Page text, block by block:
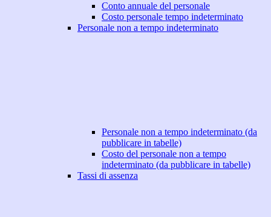
Conto annuale del personale
Costo personale tempo indeterminato
Personale non a tempo indeterminato
Personale non a tempo indeterminato (da
pubblicare in tabelle)
Costo del personale non a tempo
indeterminato (da pubblicare in tabelle)
Tassi di assenza